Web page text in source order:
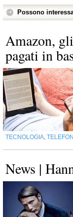
Possono
Amazon,
pagati in
TECNOLOGIA
News |